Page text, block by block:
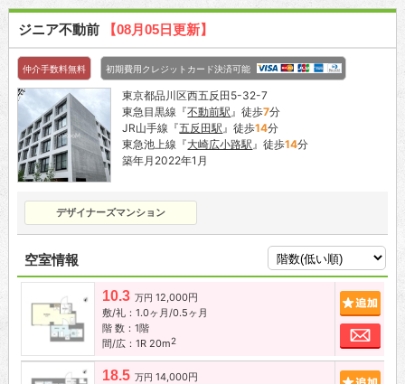
ジニア不動前 【08月05日更新】
仲介手数料無料 初期費用クレジットカード決済可能
東京都品川区西五反田5-32-7
東急目黒線『不動前駅』徒歩7分
JR山手線『五反田駅』徒歩14分
東急池上線『大崎広小路駅』徒歩14分
築年月2022年1月
デザイナーズマンション
空室情報
10.3 万円 12,000円
敷/礼：1.0ヶ月/0.5ヶ月
階 数：1階
間/広：1R 20m2
お
18.5 万円 14,000円